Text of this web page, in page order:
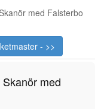
med Falsterbo
- >>
med